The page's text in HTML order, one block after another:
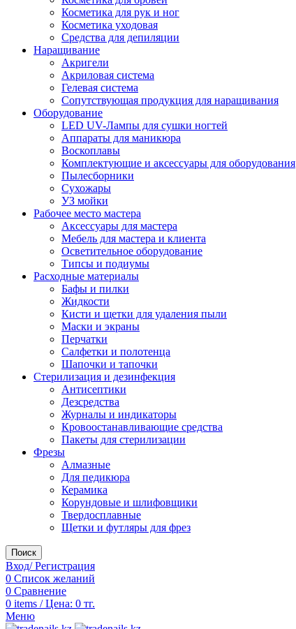
Косметика для рук и ног
Косметика уходовая
Средства для депиляции
Наращивание
Акригели
Акриловая система
Гелевая система
Сопутствующая продукция для наращивания
Оборудование
LED UV-Лампы для сушки ногтей
Аппараты для маникюра
Воскоплавы
Комплектующие и аксессуары для оборудования
Пылесборники
Сухожары
УЗ мойки
Рабочее место мастера
Аксессуары для мастера
Мебель для мастера и клиента
Осветительное оборудование
Типсы и подиумы
Расходные материалы
Бафы и пилки
Жидкости
Кисти и щетки для удаления пыли
Маски и экраны
Перчатки
Салфетки и полотенца
Шапочки и тапочки
Стерилизация и дезинфекция
Антисептики
Дезсредства
Журналы и индикаторы
Кровоостанавливающие средства
Пакеты для стерилизации
Фрезы
Алмазные
Для педикюра
Керамика
Корундовые и шлифовщики
Твердосплавные
Щетки и футляры для фрез
Поиск
Вход/ Регистрация
0 Список желаний
0 Сравнение
0 items / Цена: 0 тг.
Меню